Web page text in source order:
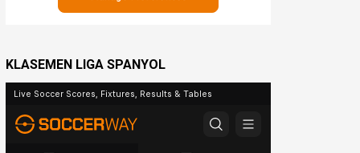
KLASEMEN LIGA SPANYOL